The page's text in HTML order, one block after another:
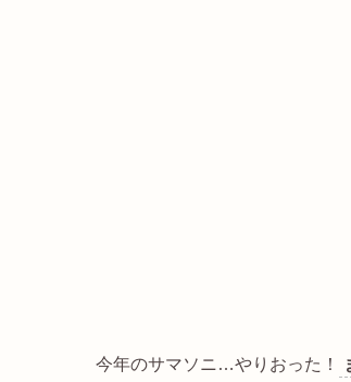
今年のサマソニ…やりおった！